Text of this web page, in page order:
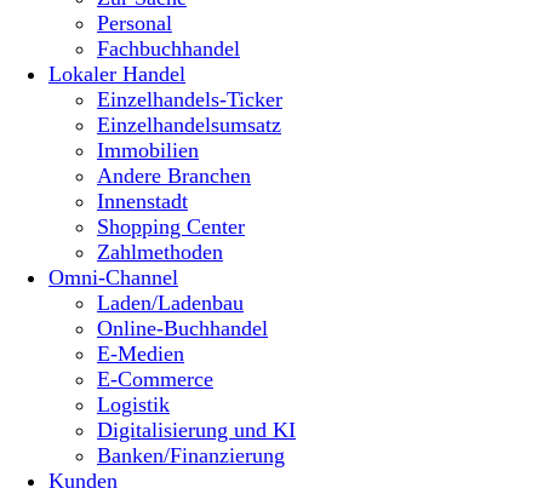
Personal
Fachbuchhandel
Lokaler Handel
Einzelhandels-Ticker
Einzelhandelsumsatz
Immobilien
Andere Branchen
Innenstadt
Shopping Center
Zahlmethoden
Omni-Channel
Laden/Ladenbau
Online-Buchhandel
E-Medien
E-Commerce
Logistik
Digitalisierung und KI
Banken/Finanzierung
Kunden